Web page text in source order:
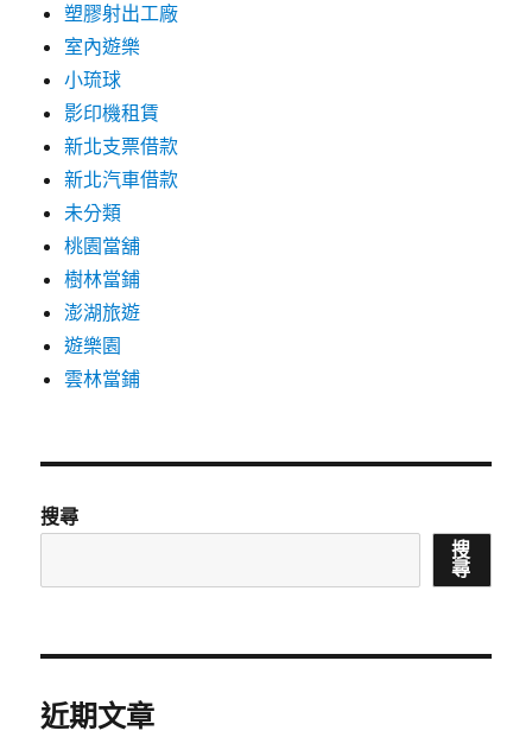
塑膠射出工廠
室內遊樂
小琉球
影印機租賃
新北支票借款
新北汽車借款
未分類
桃園當舖
樹林當鋪
澎湖旅遊
遊樂園
雲林當鋪
搜尋
搜
尋
近期文章